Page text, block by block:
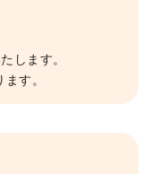
します。
す。